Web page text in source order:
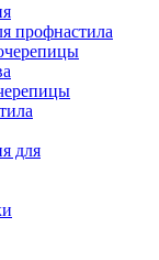
профнастила
для